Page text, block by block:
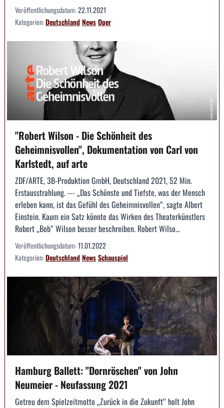
Veröffentlichungsdatum:22.11.2021
Kategorien:DeutschlandNewsOper
"Robert Wilson - Die Schönheit des
Geheimnisvollen", Dokumentation von Carl von
Karlstedt, auf arte
ZDF/ARTE, 3B-Produktion GmbH, Deutschland 2021, 52 Min.
Erstausstrahlung. --- „Das Schönste und Tiefste, was der Mensch
erleben kann, ist das Gefühl des Geheimnisvollen“, sagte Albert
Einstein. Kaum ein Satz könnte das Wirken des Theaterkünstlers
Robert „Bob“ Wilson besser beschreiben. Robert Wilso...
Veröffentlichungsdatum:11.01.2022
Kategorien:DeutschlandNewsSchauspiel
Hamburg Ballett: "Dornröschen" von John
Neumeier - Neufassung 2021
Getreu dem Spielzeitmotto „Zurück in die Zukunft“ holt John